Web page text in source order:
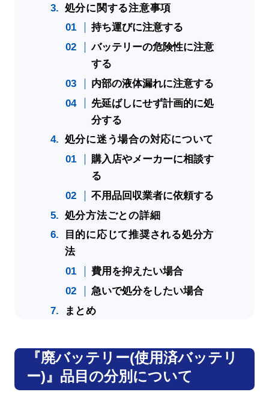
処分に関する注意事項
持ち運びに注意する
バッテリーの危険性に注意
する
内部の液体漏れに注意する
先延ばしにせず計画的に処
分する
処分に迷う場合の対応について
購入店やメーカーに相談す
る
不用品回収業者に依頼する
処分方法ごとの詳細
目的に応じて推奨される処分方
法
費用を抑えたい場合
急いで処分をしたい場合
まとめ
『廃バッテリー(使用済バッテリ
ー)』品目の分別について